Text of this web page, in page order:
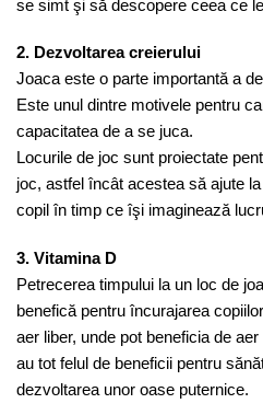
se simt şi să descopere ceea ce
2. Dezvoltarea creierului
Joaca este o parte importantă a
Este unul dintre motivele pentru
capacitatea de a se juca.
Locurile de joc sunt proiectate
joc, astfel încât acestea să ajute
copil în timp ce îşi imaginează
3. Vitamina D
Petrecerea timpului la un loc de
benefică pentru încurajarea
aer liber, unde pot beneficia de
au tot felul de beneficii pentru
dezvoltarea unor oase puternice.